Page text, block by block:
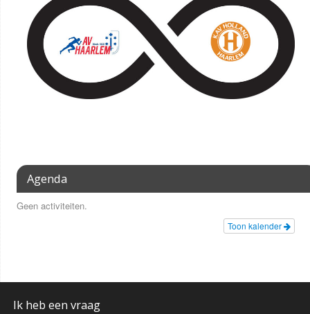
Agenda
Geen activiteiten.
Toon kalender
Ik heb een vraag